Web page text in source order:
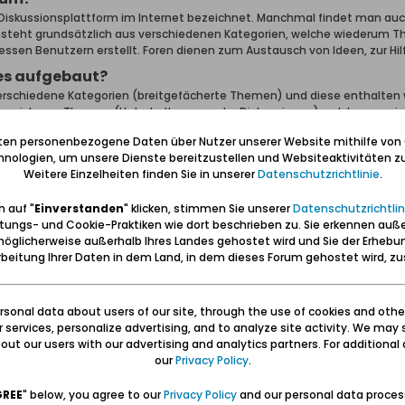
im Internet bezeichnet. Manchmal findet man
grundsätzlich aus verschiedenen Kategorien, welche wiederum
Benutzern erstellt. Foren dienen zum Austausch von Ideen, zur
aufgebaut?
Kategorien (breitgefächerte Themen) und diese
sich nun Themen (Unterhaltungen oder Diskussionen) welche aus
man auf der Startseite eine Liste der Kategorien und Foren inklusive
Blick, welcher Benutzer den neuesten Beitrag erstellt hat. Als
Beiträge, Bilder oder geteilte Inhalte.
zurecht?
eines Forums klickst, wird dir eine Liste der darin enthaltenen
im Forum oder zwischen Gästen. Jedes Thema beginnt mit einem
zu starten, klicke auf die Schaltfläche+ Neues Thema(du benötigst
verschiedene Art und Weise sortiert werden. Standardmäßig wird
kann auch das Thema mit den meisten Antworten zu Beginn
auf "Filter". Damit werden verschiedene Optionen angezeigt.
Themen
gibt, als pro Seite angezeigt werden können, wird ein Feld namens
personenbezogene Daten über Nutzer unserer Website mithilfe von
um unsere Dienste bereitzustellen und Websiteaktivitäten
Weitere Einzelheiten finden Sie in unsererDatenschutzrichtlinie.
auf "Einverstanden" klicken, stimmen Sie unserer
und Cookie-Praktiken wie dort beschrieben zu. Sie erkennen
außerhalb Ihres Landes gehostet wird und Sie der
Ihrer Daten in dem Land, in dem dieses Forum gehostet wird,
data about users of our site, through the use of cookies and
services, personalize advertising, and to analyze site activity. We may
our users with our advertising and analytics partners. For additional
ourPrivacy Policy.
" below, you agree to ourPrivacy Policyand our personal data